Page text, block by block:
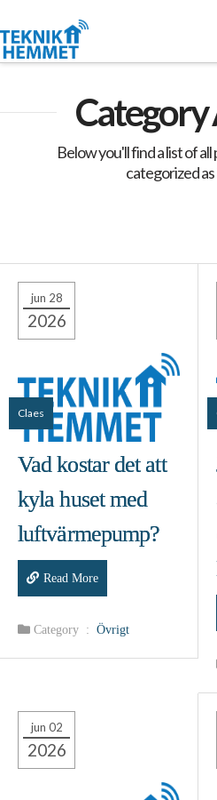
Below you'll find a list of
categorized as
jun 28
2026
Claes
Vad kostar det att
kyla huset med
luftvärmepump?
Read More
Category : Övrigt
jun 02
2026